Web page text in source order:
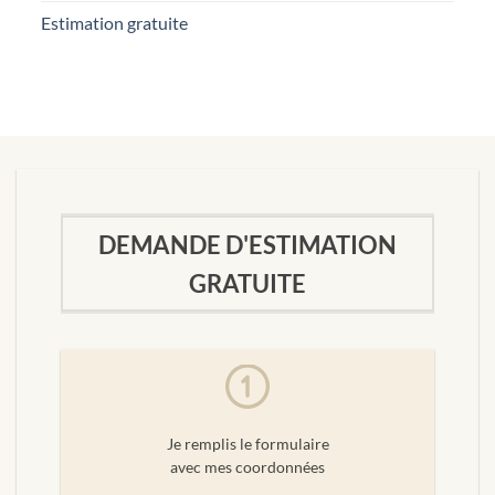
Estimation gratuite
DEMANDE D'ESTIMATION
GRATUITE
Je remplis le formulaire
avec mes coordonnées